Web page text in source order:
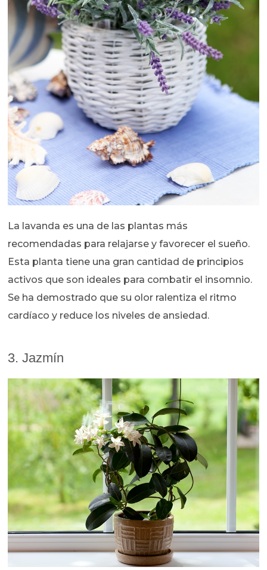
La lavanda es una de las plantas más
recomendadas para relajarse y favorecer el sueño.
Esta planta tiene una gran cantidad de principios
activos que son ideales para combatir el insomnio.
Se ha demostrado que su olor ralentiza el ritmo
cardíaco y reduce los niveles de ansiedad.
3. Jazmín